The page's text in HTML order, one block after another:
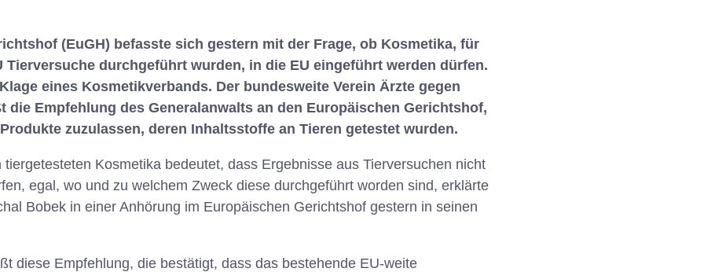
(EuGH) befasste sich gestern mit der Frage, ob Kosmetika, für
Tierversuche durchgeführt wurden, in die EU eingeführt werden dürfen.
eines Kosmetikverbands. Der bundesweite Verein Ärzte gegen
die Empfehlung des Generalanwalts an den Europäischen Gerichtshof,
zuzulassen, deren Inhaltsstoffe an Tieren getestet wurden.
Kosmetika bedeutet, dass Ergebnisse aus Tierversuchen nicht
egal, wo und zu welchem Zweck diese durchgeführt worden sind, erklärte
Bobek in einer Anhörung im Europäischen Gerichtshof gestern in seinen
diese Empfehlung, die bestätigt, dass das bestehende EU-weite